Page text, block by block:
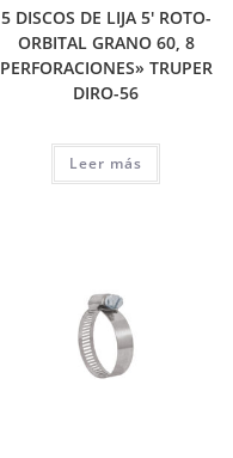
5 DISCOS DE LIJA 5′ ROTO-
ORBITAL GRANO 60, 8
PERFORACIONES» TRUPER
DIRO-56
Leer más